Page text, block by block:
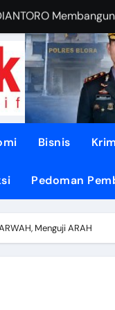
RUANG Publik
di TUNJUNGAN ke
dari Oligarki
TEGASKAN
‘PERI AIR’
Kepala Daerah?
Bisnis
Pedoman
Menguji ARAH